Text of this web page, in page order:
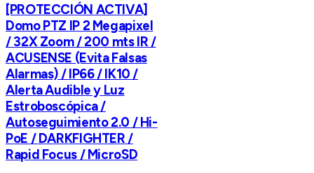
[PROTECCIÓN ACTIVA]
Domo PTZ IP 2 Megapixel
/ 32X Zoom / 200 mts IR /
ACUSENSE (Evita Falsas
Alarmas) / IP66 / IK10 /
Alerta Audible y Luz
Estroboscópica /
Autoseguimiento 2.0 / Hi-
PoE / DARKFIGHTER /
Rapid Focus / MicroSD